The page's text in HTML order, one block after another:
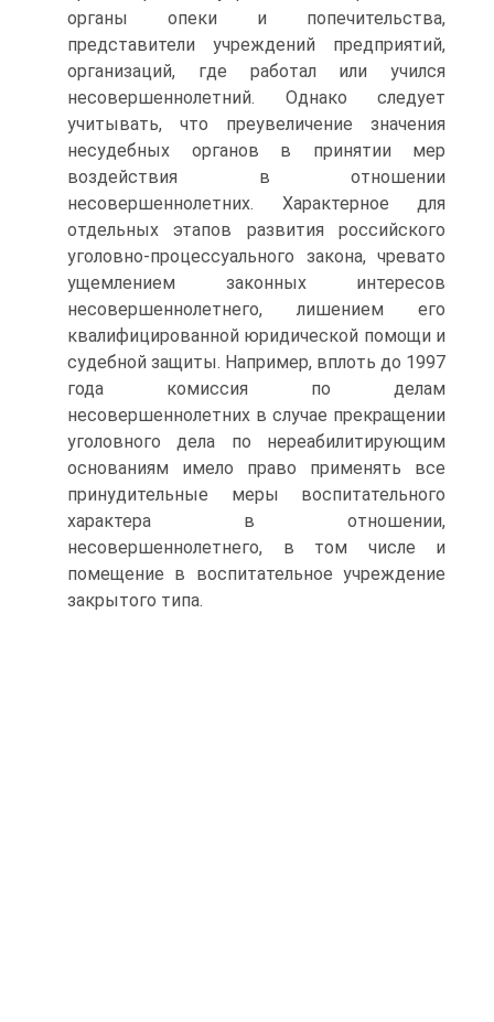
органы опеки и попечительства,
представители учреждений предприятий,
организаций, где работал или учился
несовершеннолетний. Однако следует
учитывать, что преувеличение значения
несудебных органов в принятии мер
воздействия в отношении
несовершеннолетних. Характерное для
отдельных этапов развития российского
уголовно‑процессуального закона, чревато
ущемлением законных интересов
несовершеннолетнего, лишением его
квалифицированной юридической помощи и
судебной защиты. Например, вплоть до 1997
года комиссия по делам
несовершеннолетних в случае прекращении
уголовного дела по нереабилитирующим
основаниям имело право применять все
принудительные меры воспитательного
характера в отношении,
несовершеннолетнего, в том числе и
помещение в воспитательное учреждение
закрытого типа.